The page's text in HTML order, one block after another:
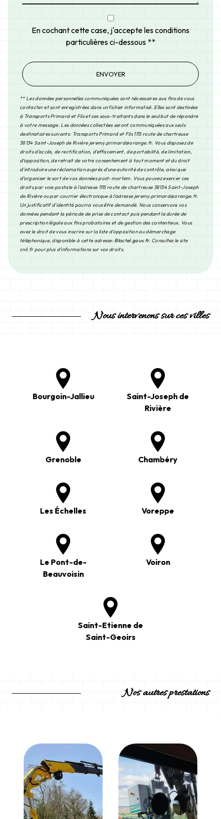
En cochant cette case, j'accepte les conditions
particulières ci-dessous **
ENVOYER
** Les données personnelles communiquées sont nécessaires aux fins de vous
contacter et sont enregistrées dans un fichier informatisé. Elles sont destinées
à Transports Primard et Fils et ses sous-traitants dans le seul but de répondre
à votre message. Les données collectées seront communiquées aux seuls
destinataires suivants: Transports Primard et Fils 1115 route de chartreuse
38134 Saint-Joseph de Rivière jeremy.primard@orange.fr. Vous disposez de
droits d’accès, de rectification, d’effacement, de portabilité, de limitation,
d’opposition, de retrait de votre consentement à tout moment et du droit
d’introduire une réclamation auprès d’une autorité de contrôle, ainsi que
d’organiser le sort de vos données post-mortem. Vous pouvez exercer ces
droits par voie postale à l'adresse 1115 route de chartreuse 38134 Saint-Joseph
de Rivière ou par courrier électronique à l'adresse jeremy.primard@orange.fr.
Un justificatif d'identité pourra vous être demandé. Nous conservons vos
données pendant la période de prise de contact puis pendant la durée de
prescription légale aux fins probatoires et de gestion des contentieux. Vous
avez le droit de vous inscrire sur la liste d'opposition au démarchage
téléphonique, disponible à cette adresse: Bloctel.gouv.fr. Consultez le site
cnil.fr pour plus d’informations sur vos droits.
Nous intervenons sur ces villes
Bourgoin-Jallieu
Saint-Joseph de
Rivière
Grenoble Chambéry
Les Échelles Voreppe
Le Pont-de-
Beauvoisin
Voiron
Saint-Etienne de
Saint-Geoirs
Nos autres prestations